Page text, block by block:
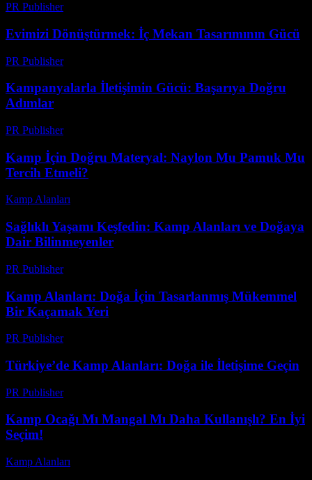
PR Publisher-
Evimizi Dönüştürmek: İç Mekan Tasarımının Gücü
PR Publisher-
Kampanyalarla İletişimin Gücü: Başarıya Doğru
Adımlar
PR Publisher-
Kamp İçin Doğru Materyal: Naylon Mu Pamuk Mu
Tercih Etmeli?
Kamp Alanları
Sağlıklı Yaşamı Keşfedin: Kamp Alanları ve Doğaya
Dair Bilinmeyenler
PR Publisher-
Kamp Alanları: Doğa İçin Tasarlanmış Mükemmel
Bir Kaçamak Yeri
PR Publisher-
Türkiye’de Kamp Alanları: Doğa ile İletişime Geçin
PR Publisher-
Kamp Ocağı Mı Mangal Mı Daha Kullanışlı? En İyi
Seçim!
Kamp Alanları